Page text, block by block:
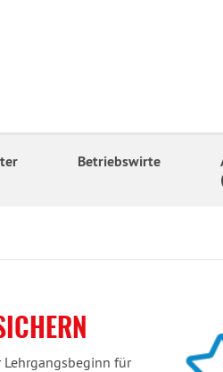
Betriebswirte
Lehrgangsbeginn für